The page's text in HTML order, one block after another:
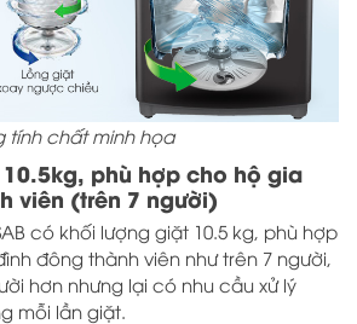
tính chất minh họa
phù hợp cho hộ gia
viên (trên 7 người)
có khối lượng giặt 10.5 kg, phù hợp
đông thành viên như trên 7 người,
hơn nhưng lại có nhu cầu xử lý
mỗi lần giặt.